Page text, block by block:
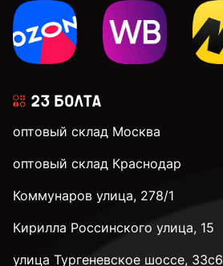
оптовый склад Москва
оптовый склад Краснодар
Коммунаров улица, 278/1
Кирилла Россинского улица, 15
улица Тургеневское шоссе, 33с6